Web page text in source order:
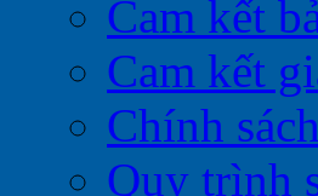
Cam kết
Cam kết
Chính
Quy trình